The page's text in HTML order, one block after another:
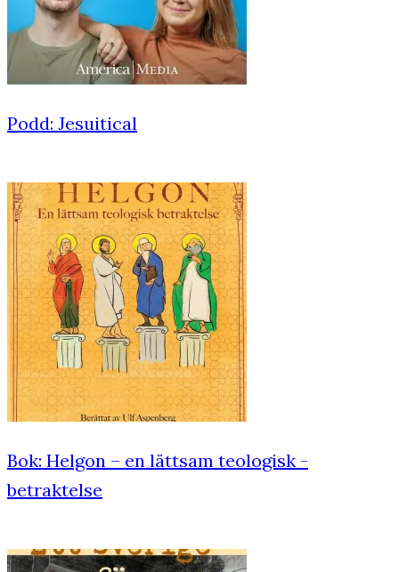
Podd: Jesuitical
Bok: Helgon – en lättsam teologisk ­
betraktelse